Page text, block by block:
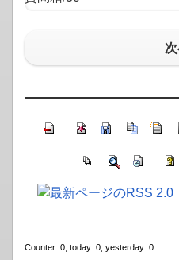
Counter: 0, today: 0, yesterday: 0